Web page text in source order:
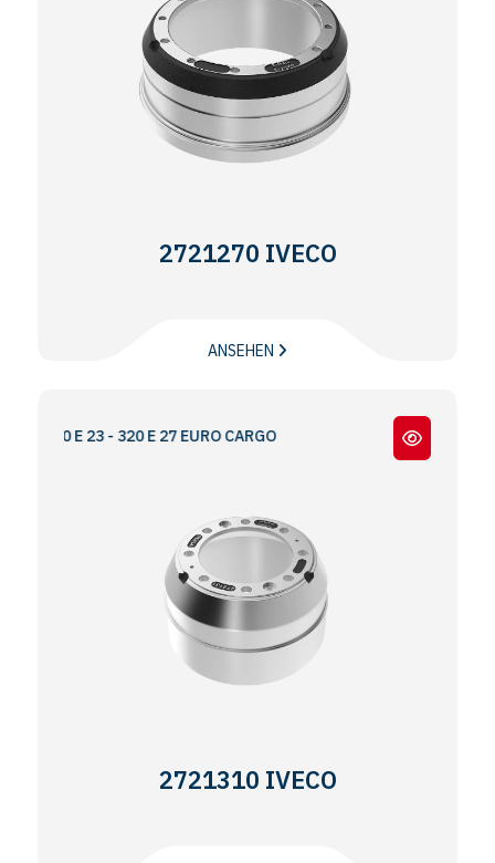
2721270 IVECO
ANSEHEN
E 23 - 320 E 27 EURO CARGO
2721310 IVECO